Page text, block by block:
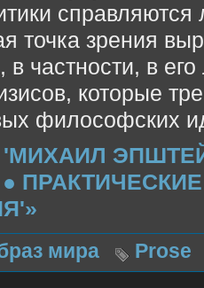
точка зрения
частности, в
которые
философских
'МИХАИЛ
мира Prose